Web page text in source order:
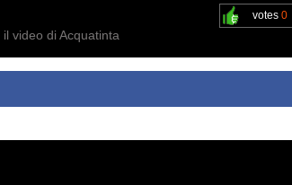
votes 0
il video di Acquatinta